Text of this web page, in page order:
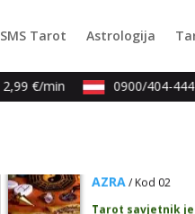
SMS Tarot Astrologija
2,99 €/min 0900/404-444
TEHNIKE:kristalna kugla, tarot,
Broj tel: 064/
tel:0,93€ -